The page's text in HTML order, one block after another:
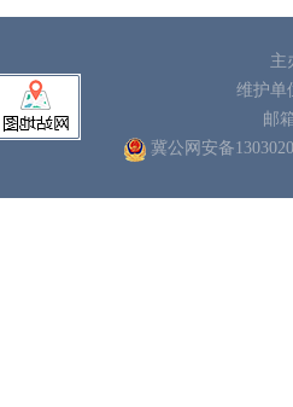
主
维护单
邮
冀公网安备